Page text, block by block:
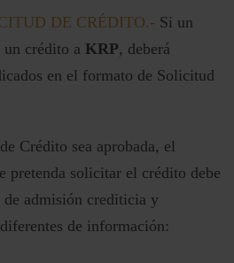
DE CRÉDITO.- Si un
un crédito a KRP, deberá
en el formato de Solicitud
Crédito sea aprobada, el
pretenda solicitar el crédito debe
de admisión crediticia y
de información: